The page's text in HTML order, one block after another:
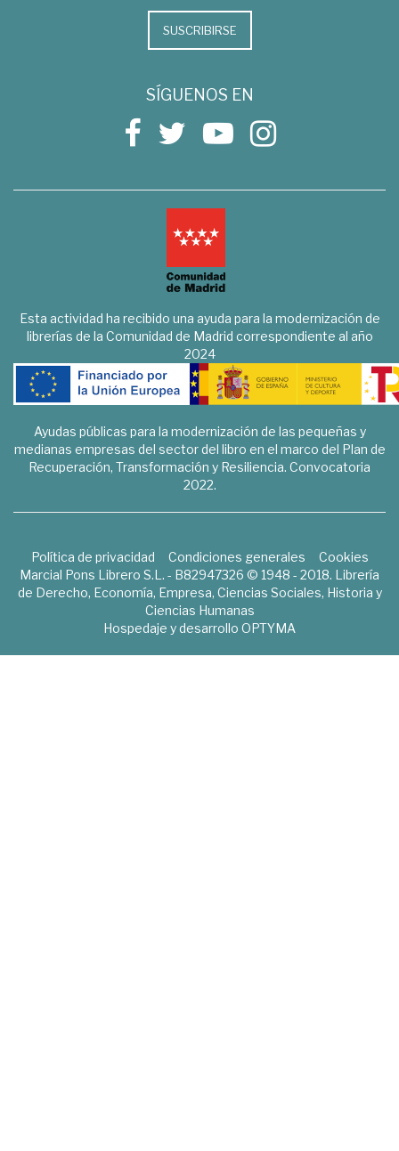
SUSCRIBIRSE
SÍGUENOS EN
Esta actividad ha recibido una ayuda para la modernización de
librerías de la Comunidad de Madrid correspondiente al año
2024
Ayudas públicas para la modernización de las pequeñas y
medianas empresas del sector del libro en el marco del Plan de
Recuperación, Transformación y Resiliencia. Convocatoria
2022.
Política de privacidad Condiciones generales
Cookies
Marcial Pons Librero S.L. - B82947326 © 1948 - 2018. Librería
de Derecho, Economía, Empresa, Ciencias Sociales, Historia y
Ciencias Humanas
Hospedaje y desarrollo OPTYMA